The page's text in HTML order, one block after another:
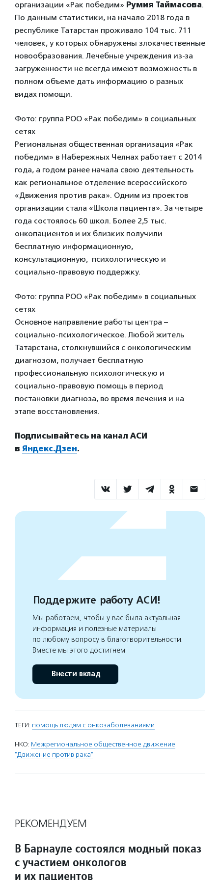
организации «Рак победим» Румия Таймасова.
По данным статистики, на начало 2018 года в
республике Татарстан проживало 104 тыс. 711
человек, у которых обнаружены злокачественные
новообразования. Лечебные учреждения из-за
загруженности не всегда имеют возможность в
полном объеме дать информацию о разных
видах помощи.
Фото: группа РОО «Рак победим» в социальных
сетях
Региональная общественная организация «Рак
победим» в Набережных Челнах работает с 2014
года, а годом ранее начала свою деятельность
как региональное отделение всероссийского
«Движения против рака». Одним из проектов
организации стала «Школа пациента». За четыре
года состоялось 60 школ. Более 2,5 тыс.
онкопациентов и их близких получили
бесплатную информационную,
консультационную, психологическую и
социально-правовую поддержку.
Фото: группа РОО «Рак победим» в социальных
сетях
Основное направление работы центра –
социально-психологическое. Любой житель
Татарстана, столкнувшийся с онкологическим
диагнозом, получает бесплатную
профессиональную психологическую и
социально-правовую помощь в период
постановки диагноза, во время лечения и на
этапе восстановления.
Подписывайтесь на канал АСИ
в Яндекс.Дзен.
Поддержите работу АСИ!
Мы работаем, чтобы у вас была актуальная
информация и полезные материалы
по любому вопросу в благотворительности.
Вместе мы этого достигнем
Внести вклад
ТЕГИ: помощь людям с онкозаболеваниями
НКО: Межрегиональное общественное движение
"Движение против рака"
РЕКОМЕНДУЕМ
В Барнауле состоялся модный показ
с участием онкологов
и их пациентов